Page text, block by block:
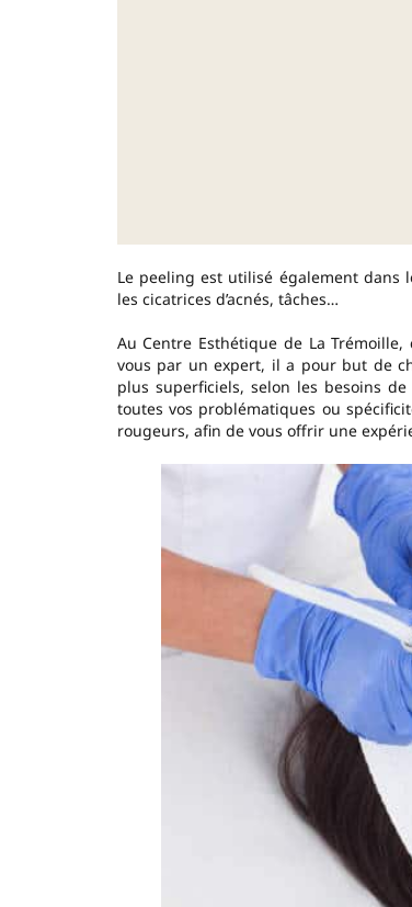
Le peeling est utilisé également
les cicatrices d’acnés, tâches…
Au Centre Esthétique de La
vous par un expert, il a pour but de
plus superficiels, selon les besoins
toutes vos problématiques ou
rougeurs, afin de vous offrir une